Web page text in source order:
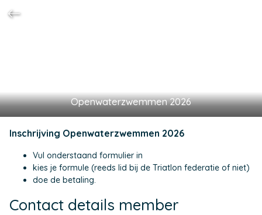
Openwaterzwemmen 2026
Inschrijving Openwaterzwemmen 2026
Vul onderstaand formulier in
kies je formule (reeds lid bij de Triatlon federatie of niet)
doe de betaling.
Contact details member